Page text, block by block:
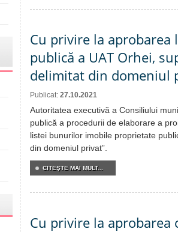
Cu privire la
publică a UAT Orhei,
delimitat din domeniul
Publicat: 27.10.2021
Autoritatea executivă a Consiliului
publică a procedurii de elaborare a
listei bunurilor imobile proprietate
din domeniul privat”.
CITEŞTE MAI MULT...
Cu privire la